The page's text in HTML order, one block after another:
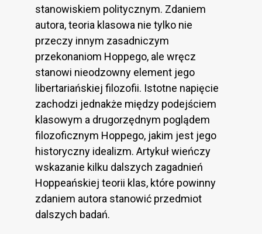
stanowiskiem politycznym. Zdaniem
autora, teoria klasowa nie tylko nie
przeczy innym zasadniczym
przekonaniom Hoppego, ale wręcz
stanowi nieodzowny element jego
libertariańskiej filozofii. Istotne napięcie
zachodzi jednakże między podejściem
klasowym a drugorzędnym poglądem
filozoficznym Hoppego, jakim jest jego
historyczny idealizm. Artykuł wieńczy
wskazanie kilku dalszych zagadnień
Hoppeańskiej teorii klas, które powinny
zdaniem autora stanowić przedmiot
dalszych badań.